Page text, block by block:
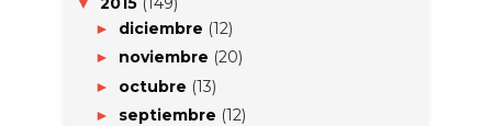
► diciembre (12)
► noviembre (20)
► octubre (13)
► septiembre (12)